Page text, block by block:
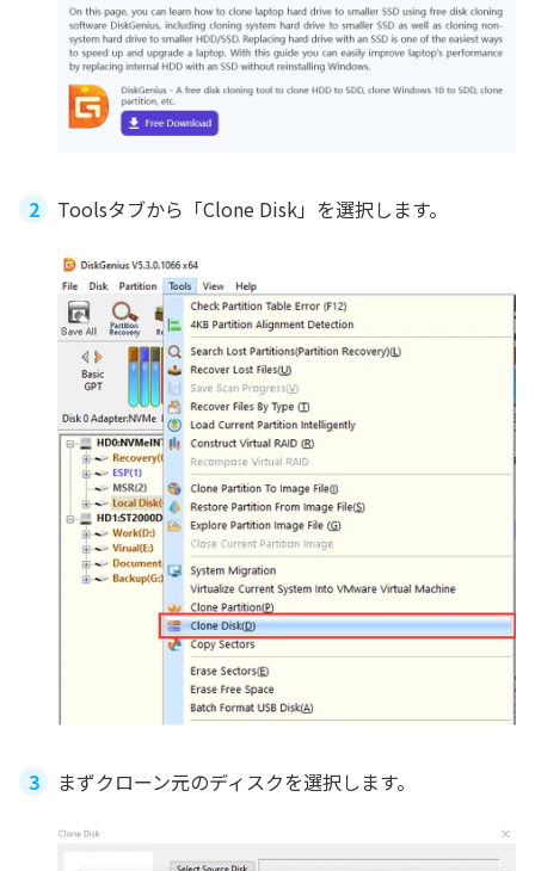
Toolsタブから「Clone Disk」を選択します。
まずクローン元のディスクを選択します。